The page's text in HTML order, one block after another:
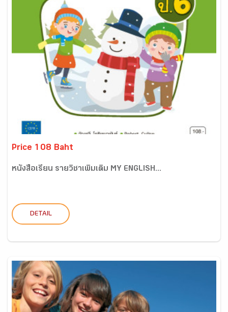
Price 108 Baht
หนังสือเรียน รายวิชาเพิ่มเติม MY ENGLISH...
DETAIL